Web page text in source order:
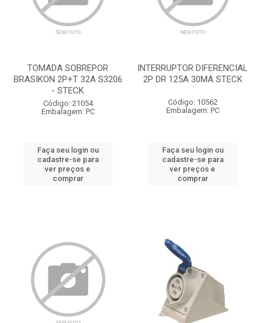
TOMADA SOBREPOR
BRASIKON 2P+T 32A S3206
- STECK
Código: 21054
Embalagem: PC
Faça seu login ou
cadastre-se para
ver preços e
comprar
INTERRUPTOR DIFERENCIAL
2P DR 125A 30MA STECK
Código: 10562
Embalagem: PC
Faça seu login ou
cadastre-se para
ver preços e
comprar